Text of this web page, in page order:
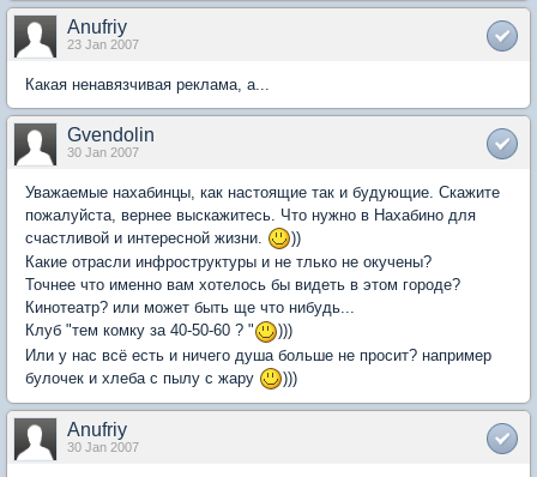
Anufriy
23 Jan 2007
Какая ненавязчивая реклама, а...
Gvendolin
30 Jan 2007
Уважаемые нахабинцы, как настоящие так и будующие. Скажите
пожалуйста, вернее выскажитесь. Что нужно в Нахабино для
счастливой и интересной жизни.
))
Какие отрасли инфроструктуры и не тлько не окучены?
Точнее что именно вам хотелось бы видеть в этом городе?
Кинотеатр? или может быть ще что нибудь...
Клуб "тем комку за 40-50-60 ? "
)))
Или у нас всё есть и ничего душа больше не просит? например
булочек и хлеба с пылу с жару
)))
Anufriy
30 Jan 2007